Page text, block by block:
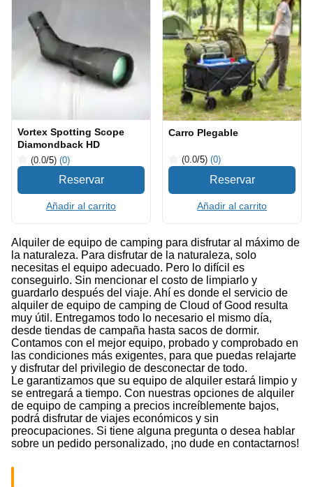
Vortex Spotting Scope
Diamondback HD
(0.0/5) (0)
Añadir al carrito
Carro Plegable
(0.0/5) (0)
Añadir al carrito
Alquiler de equipo de camping para disfrutar al máximo de
la naturaleza. Para disfrutar de la naturaleza, solo
necesitas el equipo adecuado. Pero lo difícil es
conseguirlo. Sin mencionar el costo de limpiarlo y
guardarlo después del viaje. Ahí es donde el servicio de
alquiler de equipo de camping de Cloud of Good resulta
muy útil. Entregamos todo lo necesario el mismo día,
desde tiendas de campaña hasta sacos de dormir.
Contamos con el mejor equipo, probado y comprobado en
las condiciones más exigentes, para que puedas relajarte
y disfrutar del privilegio de desconectar de todo.
Le garantizamos que su equipo de alquiler estará limpio y
se entregará a tiempo. Con nuestras opciones de alquiler
de equipo de camping a precios increíblemente bajos,
podrá disfrutar de viajes económicos y sin
preocupaciones. Si tiene alguna pregunta o desea hablar
sobre un pedido personalizado, ¡no dude en contactarnos!